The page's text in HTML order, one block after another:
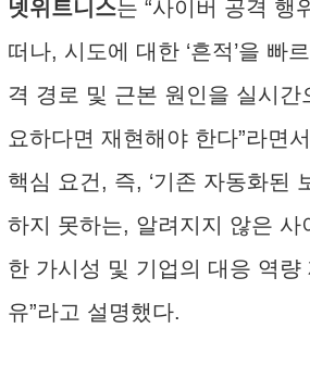
넷위트니스는 “사이버 공격 행
떠나, 시도에 대한 ‘흔적’을 빠
격 경로 및 근본 원인을 실시간
요하다면 재현해야 한다”라면
핵심 요건, 즉, ‘기존 자동화된
하지 못하는, 알려지지 않은 사
한 가시성 및 기업의 대응 역량
유”라고 설명했다.